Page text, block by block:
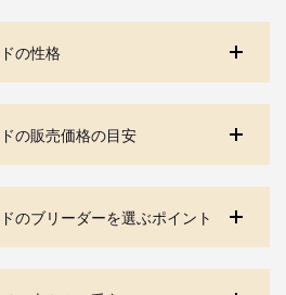
の性格
の販売価格の目安
のブリーダーを選ぶポイント